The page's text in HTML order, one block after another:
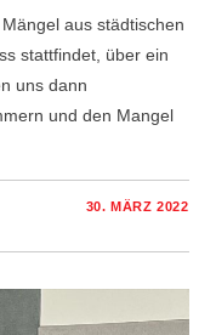
aus städtischen
stattfindet, über ein
uns dann
und den Mangel
30. MÄRZ 2022